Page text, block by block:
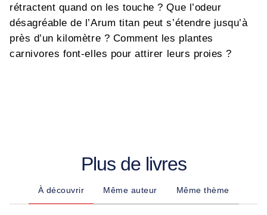
rétractent quand on les touche ? Que l’odeur
désagréable de l’Arum titan peut s’étendre jusqu’à
près d’un kilomètre ? Comment les plantes
carnivores font-elles pour attirer leurs proies ?
Plus de livres
À découvrir Même auteur Même thème